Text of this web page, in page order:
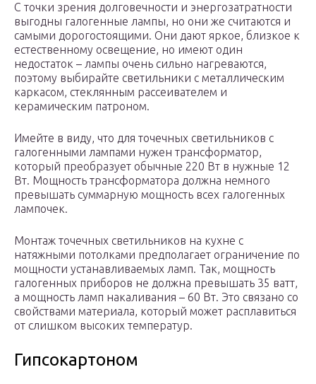
С точки зрения долговечности и энергозатратности
выгодны галогенные лампы, но они же считаются и
самыми дорогостоящими. Они дают яркое, близкое к
естественному освещение, но имеют один
недостаток – лампы очень сильно нагреваются,
поэтому выбирайте светильники с металлическим
каркасом, стеклянным рассеивателем и
керамическим патроном.
Имейте в виду, что для точечных светильников с
галогенными лампами нужен трансформатор,
который преобразует обычные 220 Вт в нужные 12
Вт. Мощность трансформатора должна немного
превышать суммарную мощность всех галогенных
лампочек.
Монтаж точечных светильников на кухне с
натяжными потолками предполагает ограничение по
мощности устанавливаемых ламп. Так, мощность
галогенных приборов не должна превышать 35 ватт,
а мощность ламп накаливания – 60 Вт. Это связано со
свойствами материала, который может расплавиться
от слишком высоких температур.
Гипсокартоном